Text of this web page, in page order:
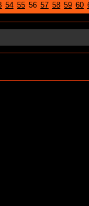
54 55 56 57 58 59 60